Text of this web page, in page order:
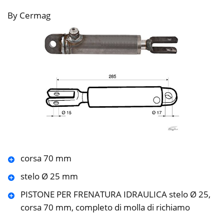
By Cermag
corsa 70 mm
stelo Ø 25 mm
PISTONE PER FRENATURA IDRAULICA stelo Ø 25,
corsa 70 mm, completo di molla di richiamo